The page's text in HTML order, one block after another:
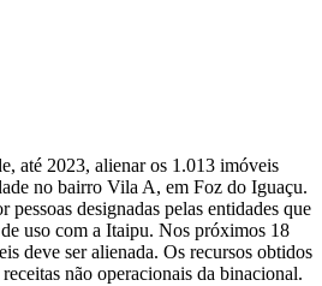
até 2023, alienar os 1.013 imóveis
no bairro Vila A, em Foz do Iguaçu.
pessoas designadas pelas entidades que
uso com a Itaipu. Nos próximos 18
deve ser alienada. Os recursos obtidos
não operacionais da binacional.